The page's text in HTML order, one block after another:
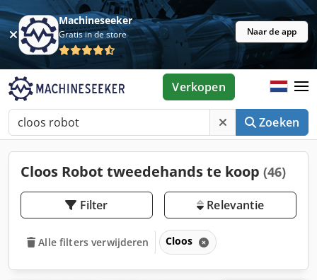
Machineseeker
Gratis in de store Naar de app
Zoeken
Verkopen
Cloos Robot tweedehands te koop (46)
Filter Relevantie
Alle filters verwijderen Cloos